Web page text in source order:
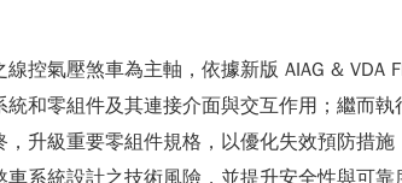
控氣壓煞車為主軸，依據新版 AIAG &
和零組件及其連接介面與交互作用；繼而
升級重要零組件規格，以優化失效預防措
系統設計之技術風險，並提升安全性與可靠